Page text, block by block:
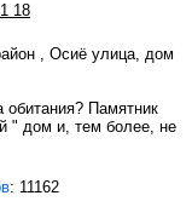
18
, Осиё улица, дом
Памятник
" дом и, тем более, не
: 11162